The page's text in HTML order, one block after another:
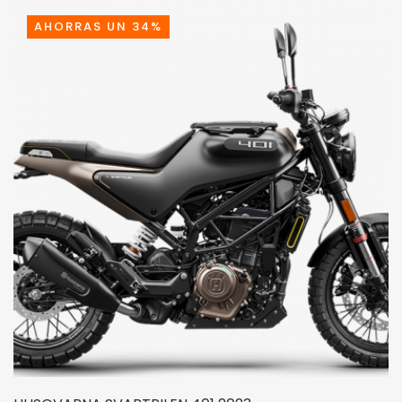
AHORRAS UN 34%